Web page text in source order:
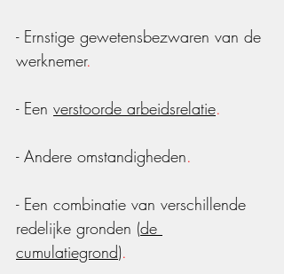
- Ernstige gewetensbezwaren van de
werknemer.
- Een verstoorde arbeidsrelatie.
- Andere omstandigheden.
- Een combinatie van verschillende
redelijke gronden (de
cumulatiegrond).